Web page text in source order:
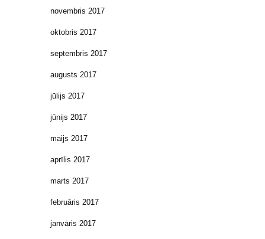
novembris 2017
oktobris 2017
septembris 2017
augusts 2017
jūlijs 2017
jūnijs 2017
maijs 2017
aprīlis 2017
marts 2017
februāris 2017
janvāris 2017